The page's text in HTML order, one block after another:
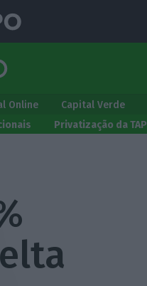
Online Capital Verde
Privatização da TAP